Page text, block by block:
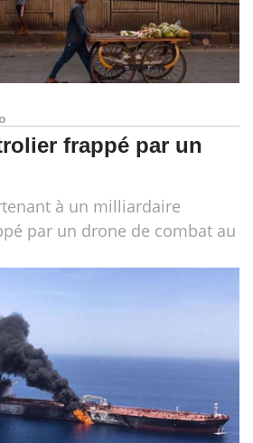
frappé par un
à un milliardaire
par un drone de combat au